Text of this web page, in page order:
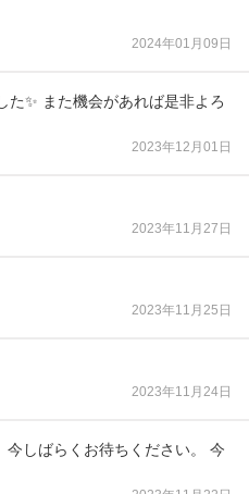
2024年01月09日
✨ また機会があれば是非よろ
2023年12月01日
2023年11月27日
2023年11月25日
2023年11月24日
しばらくお待ちください。 今